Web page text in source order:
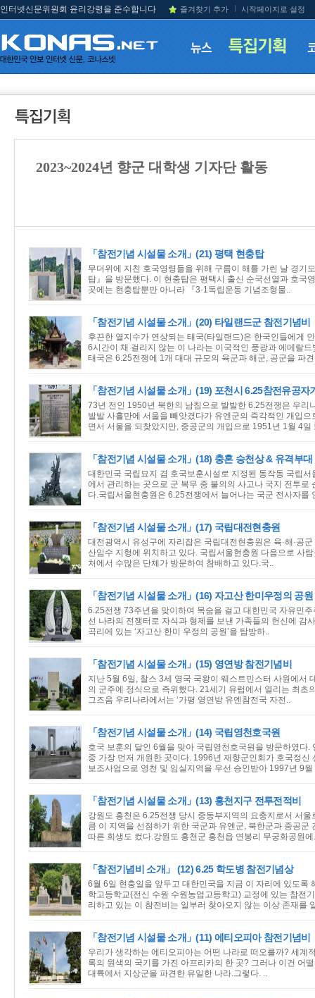
인터넷신문위원회 윤리강령을 준수합니다 즐겨찾기 추가 시작페이지로 설정
2023~2024년 향군 대학생 기자단 활동
「참전기념 시설물 소개」(21) 평택 현충탑
무더위에 지친 호국영령들을 위해 구름이 해를 가린 날 경기
탑』을 방문했다. 이 현충탑은 평택시 출신 순국선열과 호국
곳에는 현충탑뿐만 아니라 『3·1독립운동 기념조형물..
「참전기념 시설물 소개」(20) 타일랜드군 참전기념비
후끈한 열지수가 연상되는 태국(타일랜드)은 한국인들에게
6시간이 채 걸리지 않는 이 나라는 이국적인 풍광과 에메랄
태국은 6.25전쟁에 1개 대대 규모의 육군과 해군, 공군을 파
「참전기념 시설물 소개」(19) 포천시 6.25참전유공자
73년 전인 1950년 북한의 남침으로 발발한 6.25전쟁은 우리
발발 사흘만에 서울을 빼앗겼다가 유엔군의 즉각적인 개입
면서 서울을 되찾았지만, 중공군의 개입으로 1951년 1월 4일
「참전기념 시설물 소개」(18) 충혼 승천상 & 유격부
대한민국 국립묘지 겸 호국보훈시설로 지정된 동작동 국립
에서 관리하는 곳으로 군 복무 중 불의의 사고나 국지 전투로
다.국립서울현충원은 6.25전쟁에서 늘어나는 국군 전사자를
「참전기념 시설물 소개」(17) 국립대전현충원
대전광역시 유성구에 자리잡은 국립대전현충원은 육·해·공
산임수 지형에 위치하고 있다. 국립서울현충원 다음으로 사
처에서 수많은 단체가 방문하여 참배하고 있다.국..
「참전기념 시설물 소개」(16) 자고산 한미우정의 공원
6.25전쟁 73주년을 맞이하여 목숨을 걸고 대한민국 자유민
선 나라의 전쟁터로 자식과 형제를 보낸 가족들의 헌신에 감
곡리에 있는 ‘자고산 한미 우정의 공원’을 탐방하..
「참전기념 시설물 소개」(15) 영연방 참전기념비
지난 5월 6일, 찰스 3세 영국 국왕이 웨스트민스터 사원에서
의 군주에 정식으로 즉위했다. 21세기 유럽에서 열리는 최초
그즈음 우리나라에서는 ‘가평 영연방 유엔참전국 자전..
「참전기념 시설물 소개」(14) 국립영천호국원
호국 보훈의 달인 6월을 맞아 국립영천호국원을 방문하였다
중 가장 먼저 개원한 곳이다. 1996년 재향군인회가 호국정
보조사업으로 영천 및 임실지역을 우선 승인받아 1997년 9월
「참전기념 시설물 소개」(13) 홍천지구 전투전적비
강원도 홍천은 6.25전쟁 당시 중동부지역의 요충지로서 서
큼 이 지역을 선점하기 위한 국군과 유엔군, 북한군과 중공군
따른 희생도 컸다.강원도 홍천군 홍천읍 연봉리 무궁화공원에
「참전기념비 소개」 (12) 6.25 학도병 참전기념상
6월 6일 현충일을 앞두고 대한민국을 지금 이 자리에 있도록
학고등학교(전신 수원 수원농업고등학고) 교정에 있는 참전
리하고 있는 이 참전비는 일부러 찾아오지 않는 이상 존재를
「참전기념 시설물 소개」(11) 에티오피아 참전기념비
우리가 생각하는 에티오피아는 어떤 나라로 떠오를까? 세계
록의 원색의 국기를 가진 아프리카의 한 곳? 그러나 이건 어
대륙에서 지상군을 파견한 유일한 나라.그렇다. ..